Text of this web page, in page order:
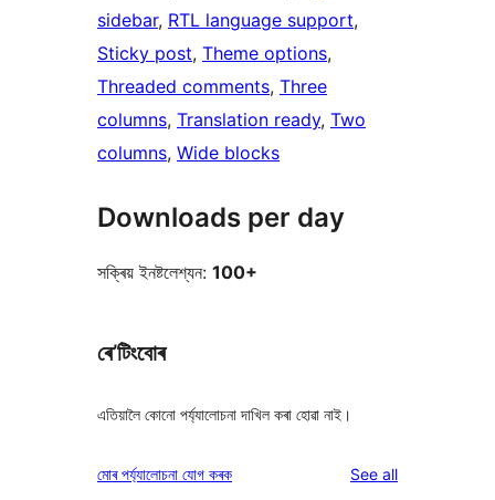
sidebar, RTL language support
Sticky post, Theme options
Threaded comments, Three
columns, Translation ready, Two
columns, Wide blocks
Downloads per day
সক্ৰিয় ইনষ্টলেশ্যন: 100+
ৰে’টিংবোৰ
এতিয়ালৈ কোনো পৰ্য্যালোচনা দাখিল কৰা হোৱা নাই।
মোৰ পৰ্য্যালোচনা যোগ কৰক See allreviews